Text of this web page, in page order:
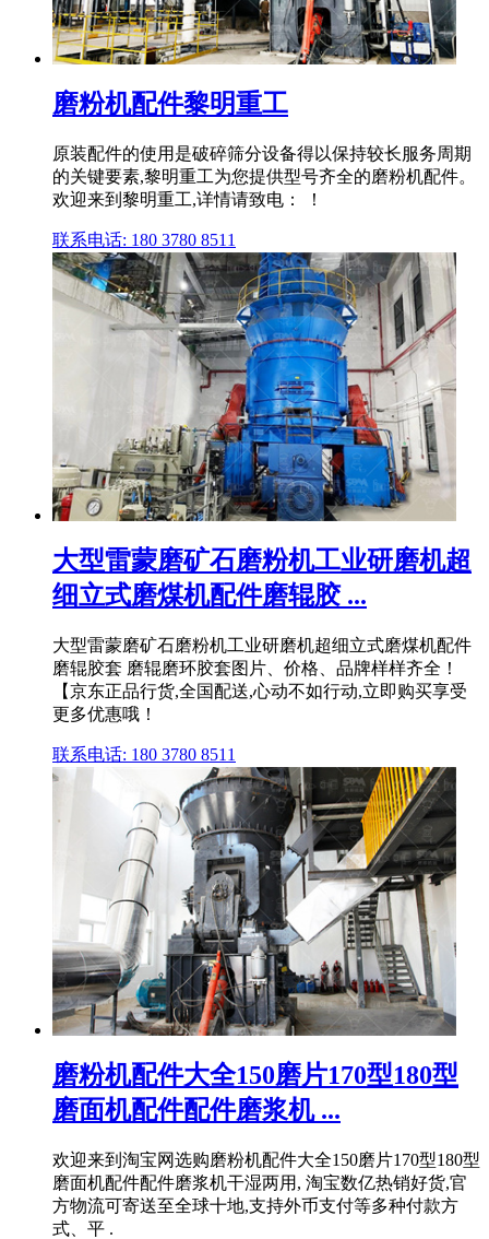
磨粉机配件黎明重工
原装配件的使用是破碎筛分设备得以保持较长服务周期
的关键要素,黎明重工为您提供型号齐全的磨粉机配件。
欢迎来到黎明重工,详情请致电： ！
联系电话: 180 3780 8511
大型雷蒙磨矿石磨粉机工业研磨机超
细立式磨煤机配件磨辊胶 ...
大型雷蒙磨矿石磨粉机工业研磨机超细立式磨煤机配件
磨辊胶套 磨辊磨环胶套图片、价格、品牌样样齐全！
【京东正品行货,全国配送,心动不如行动,立即购买享受
更多优惠哦！
联系电话: 180 3780 8511
磨粉机配件大全150磨片170型180型
磨面机配件配件磨浆机 ...
欢迎来到淘宝网选购磨粉机配件大全150磨片170型180型
磨面机配件配件磨浆机干湿两用, 淘宝数亿热销好货,官
方物流可寄送至全球十地,支持外币支付等多种付款方
式、平 .